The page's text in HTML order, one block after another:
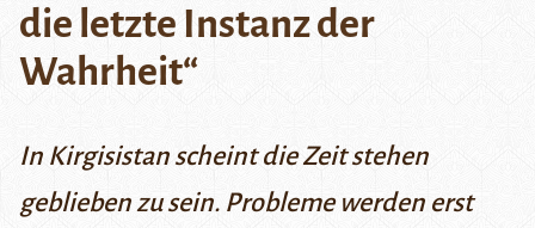
die letzte Instanz der
Wahrheit“
In Kirgisistan scheint die Zeit stehen
geblieben zu sein. Probleme werden erst